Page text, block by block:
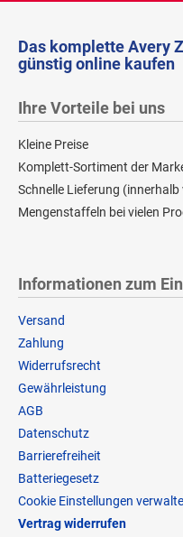
Das komplette Avery
günstig online kaufen
Ihre Vorteile bei uns
Kleine Preise
Komplett-Sortiment der
Schnelle Lieferung (innerhalb
Mengenstaffeln bei vielen
Informationen zum
Versand
Zahlung
Widerrufsrecht
Gewährleistung
AGB
Datenschutz
Barrierefreiheit
Batteriegesetz
Cookie Einstellungen
Vertrag widerrufen